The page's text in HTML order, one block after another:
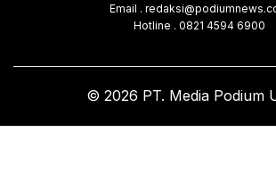
Email .
Hotline . 0821 4594 6900
© 2026 PT. Media Podium